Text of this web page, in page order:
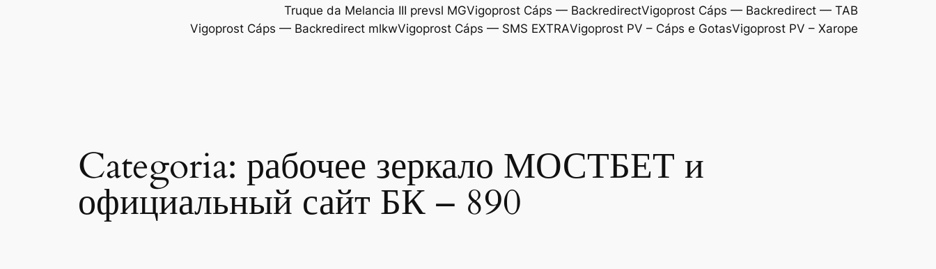
Truque da Melancia III prevsl MGVigoprost Cáps — BackredirectVigoprost Cáps — Backredirect — TAB
Vigoprost Cáps — Backredirect mlkwVigoprost Cáps — SMS EXTRAVigoprost PV – Cáps e GotasVigoprost PV – Xarope
Categoria: рабочее зеркало МОСТБЕТ и
официальный сайт БК – 890